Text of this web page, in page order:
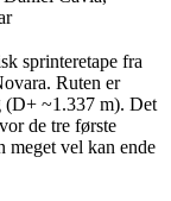
sprinteretape fra
Ruten er
(D+ ~1.337 m). Det
de tre første
meget vel kan ende